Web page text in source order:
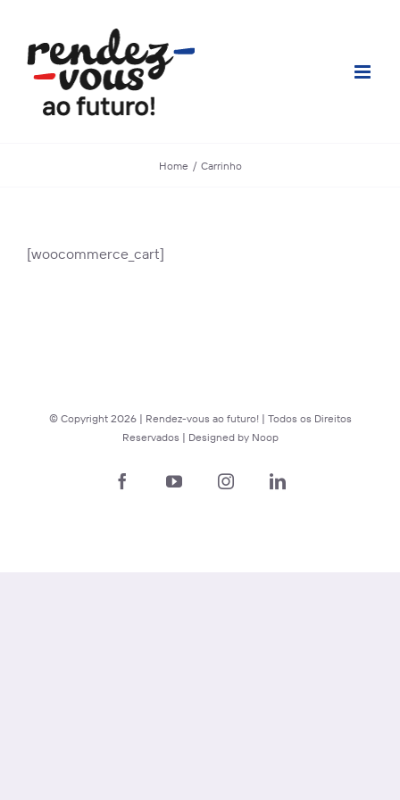
content
Home Carrinho
[woocommerce_cart]
© Copyright 2026 | Rendez-vous ao futuro! | Todos os Direitos
Reservados | Designed by Noop
FacebookYouTubeInstagramLinkedIn